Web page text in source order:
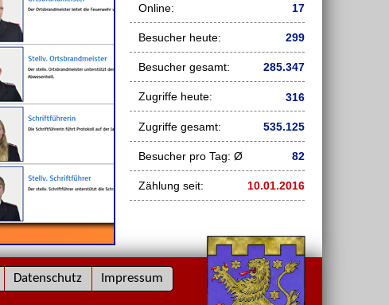
Online: 17
Besucher heute: 299
Besucher gesamt: 285.347
Zugriffe heute: 316
Zugriffe gesamt: 535.125
Besucher pro Tag: Ø 82
Zählung seit: 10.01.2016
Datenschutz Impressum